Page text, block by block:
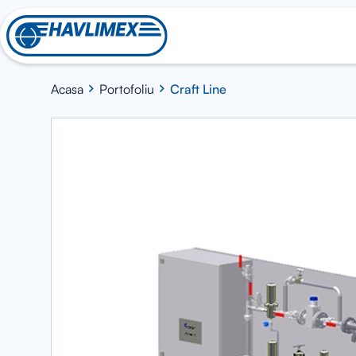
Acasa Portofoliu Craft Line